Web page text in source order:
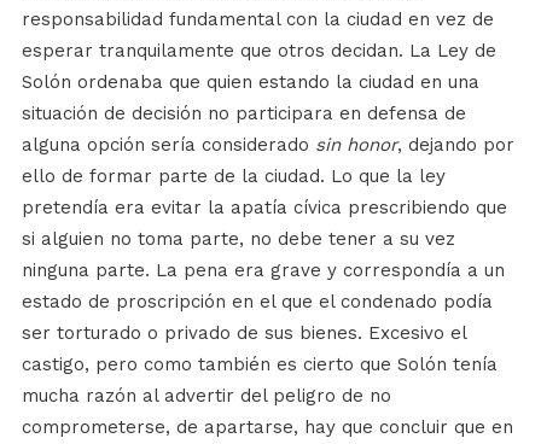
responsabilidad fundamental con la ciudad en vez de
esperar tranquilamente que otros decidan. La Ley de
Solón ordenaba que quien estando la ciudad en una
situación de decisión no participara en defensa de
alguna opción sería considerado sin honor, dejando por
ello de formar parte de la ciudad. Lo que la ley
pretendía era evitar la apatía cívica prescribiendo que
si alguien no toma parte, no debe tener a su vez
ninguna parte. La pena era grave y correspondía a un
estado de proscripción en el que el condenado podía
ser torturado o privado de sus bienes. Excesivo el
castigo, pero como también es cierto que Solón tenía
mucha razón al advertir del peligro de no
comprometerse, de apartarse, hay que concluir que en